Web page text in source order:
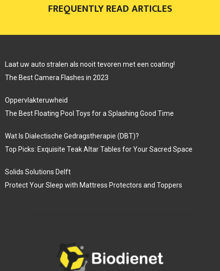
FREQUENTLY READ ARTICLES
Laat uw auto stralen als nooit tevoren met een coating!
The Best Camera Flashes in 2023
Oppervlakteruwheid
The Best Floating Pool Toys for a Splashing Good Time
Wat Is Dialectische Gedragstherapie (DBT)?
Top Picks: Exquisite Teak Altar Tables for Your Sacred Space
Solids Solutions Delft
Protect Your Sleep with Mattress Protectors and Toppers